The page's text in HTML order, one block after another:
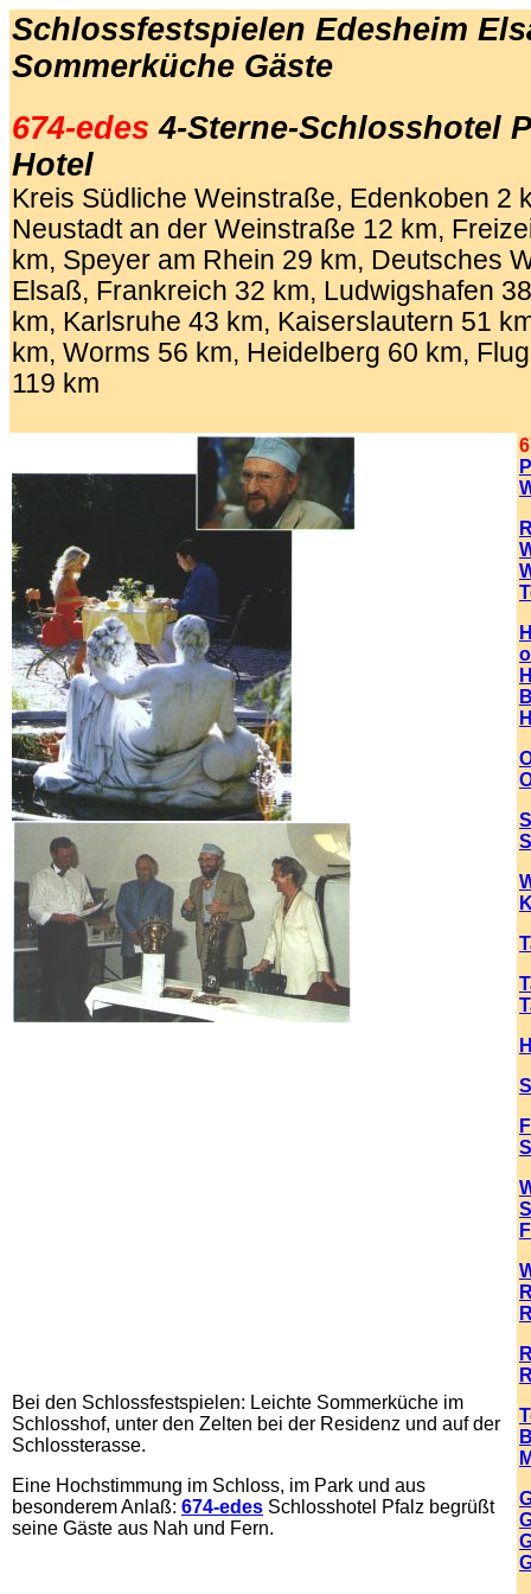
Schlossfestspielen Edesheim
Sommerküche Gäste
674-edes 4-Sterne-Schlosshotel
Hotel
Kreis Südliche Weinstraße, Edenkoben 2
Neustadt an der Weinstraße 12 km,
km, Speyer am Rhein 29 km, Deutsches
Elsaß, Frankreich 32 km, Ludwigshafen
km, Karlsruhe 43 km, Kaiserslautern 51
km, Worms 56 km, Heidelberg 60 km,
119 km
Bei den Schlossfestspielen: Leichte Sommerküche im
Schlosshof, unter den Zelten bei der Residenz und auf der
Schlossterasse.
Eine Hochstimmung im Schloss, im Park und aus
besonderem Anlaß: 674-edes Schlosshotel Pfalz begrüßt
seine Gäste aus Nah und Fern.